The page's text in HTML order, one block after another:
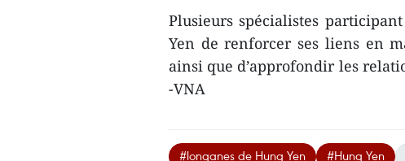
Plusieurs spécialistes
Yen de renforcer ses liens en
ainsi que d’approfondir les
-VNA
#longanes de Hung Yen #Hung Yen